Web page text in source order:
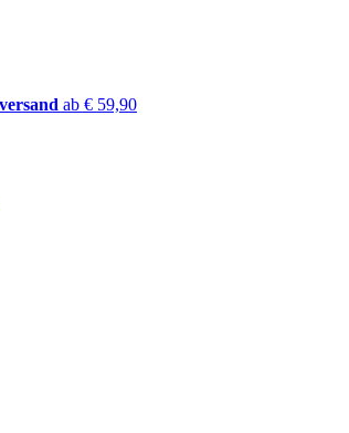
ab € 59,90